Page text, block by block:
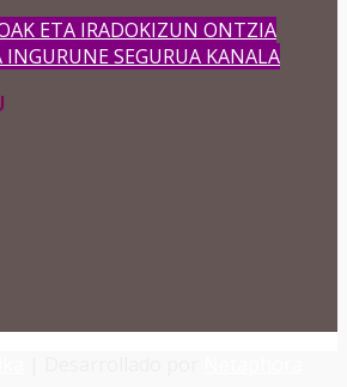
ETA IRADOKIZUN ONTZIA
INGURUNE SEGURUA KANALA